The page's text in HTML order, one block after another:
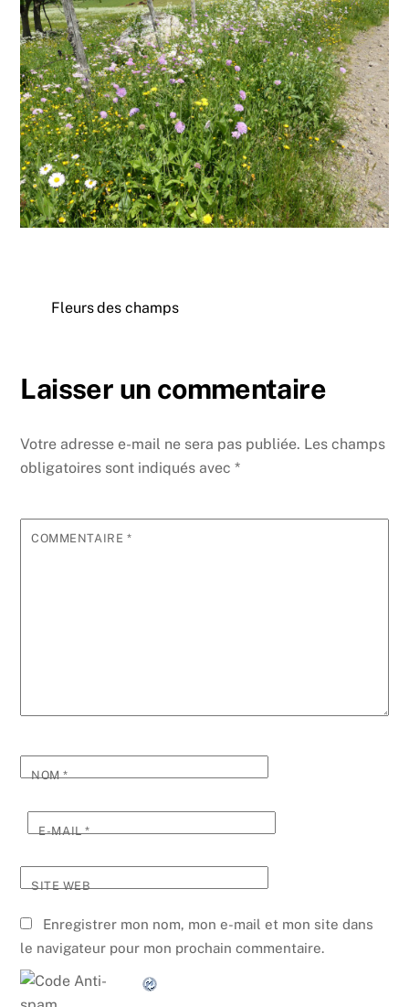
Fleurs des champs
Laisser un commentaire
Votre adresse e-mail ne sera pas publiée. Les champs
obligatoires sont indiqués avec*
COMMENTAIRE *
NOM*
E-MAIL*
SITE WEB
Enregistrer mon nom, mon e-mail et mon site dans
le navigateur pour mon prochain commentaire.